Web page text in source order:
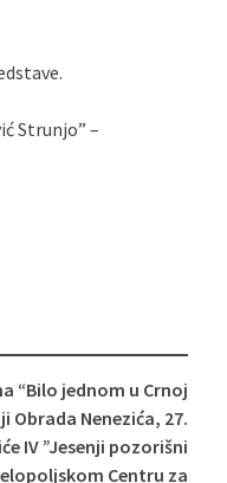
Strunjo” –
“Bilo jednom u Crnoj
Obrada Nenezića, 27.
IV ”Jesenji pozorišni
Centru za